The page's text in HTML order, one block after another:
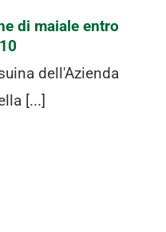
di maiale entro
dell'Azienda
[...]